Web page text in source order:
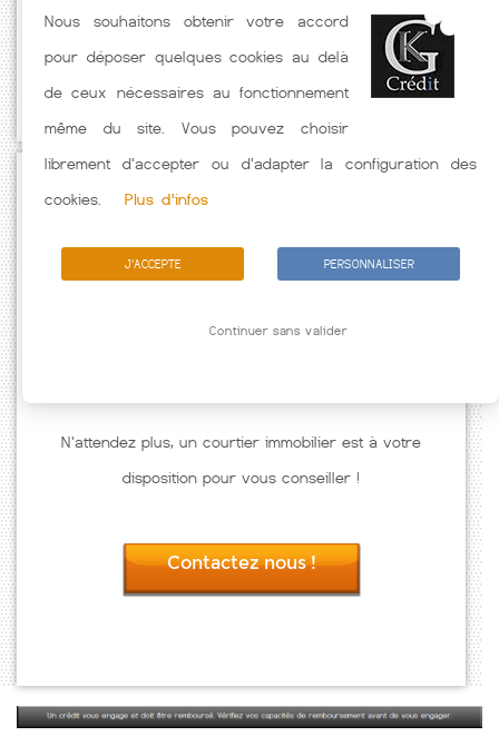
Immobilier pratiqués par nos partenaires bancaires. Meilleur Taux
hors assurance. Taux crédit immobilier indicatif fonction des
caractéristiques de l'emprunteur.
N'attendez plus, un courtier immobilier est à votre
disposition pour vous conseiller !
Contactez nous !
Nous souhaitons obtenir votre accord
pour déposer quelques cookies au delà
de ceux nécessaires au fonctionnement
même du site. Vous pouvez choisir
librement d'accepter ou d'adapter la configuration des
cookies.
Plus d'infos
J'ACCEPTE PERSONNALISER
Continuer sans valider